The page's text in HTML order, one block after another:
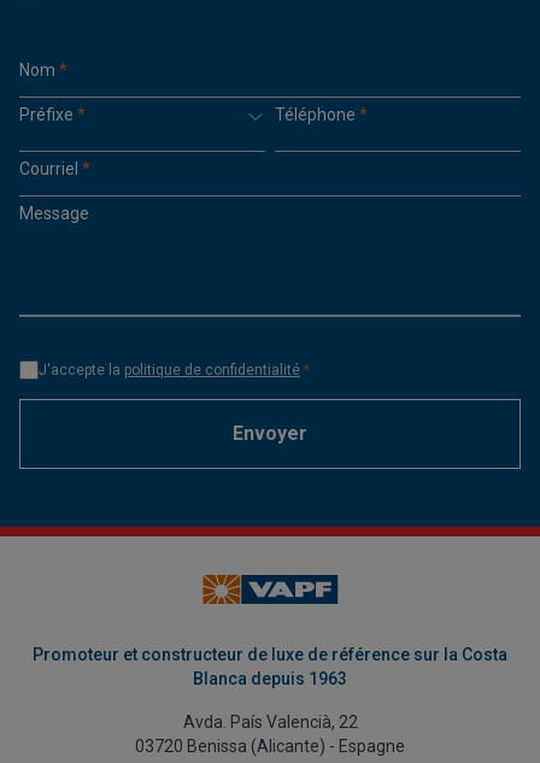
Nom *
Préfixe * Téléphone *
Courriel *
Message
J'accepte la politique de confidentialité *
Envoyer
Promoteur et constructeur de luxe de référence sur la Costa
Blanca depuis 1963
Avda. País Valencià, 22
03720 Benissa (Alicante) - Espagne